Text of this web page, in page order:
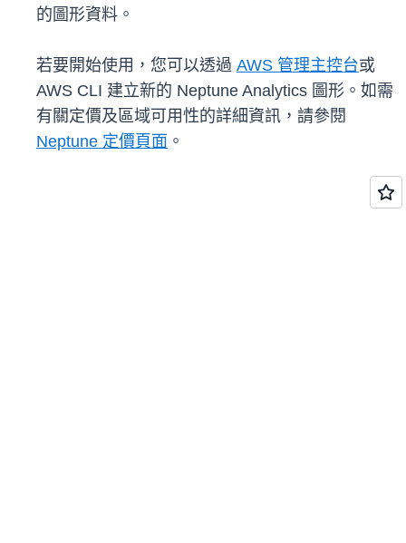
的圖形資料。
若要開始使用，您可以透過 AWS 管理主控台或
AWS CLI 建立新的 Neptune Analytics 圖形。如需
有關定價及區域可用性的詳細資訊，請參閱
Neptune 定價頁面 。